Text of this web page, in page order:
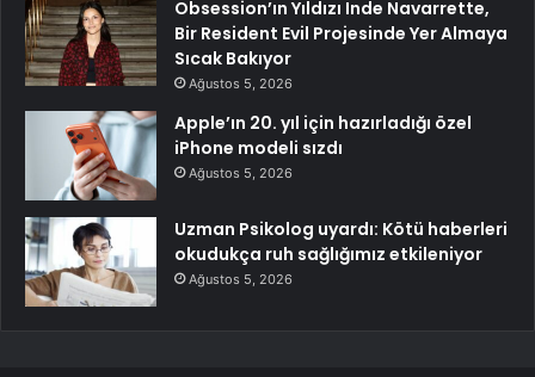
Obsession’ın Yıldızı Inde Navarrette,
Bir Resident Evil Projesinde Yer Almaya
Sıcak Bakıyor
Ağustos 5, 2026
Apple’ın 20. yıl için hazırladığı özel
iPhone modeli sızdı
Ağustos 5, 2026
Uzman Psikolog uyardı: Kötü haberleri
okudukça ruh sağlığımız etkileniyor
Ağustos 5, 2026